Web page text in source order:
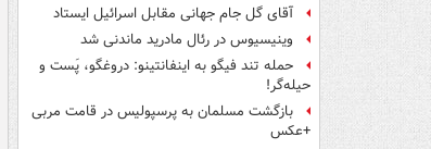
آقای گل جام جهانی مقابل اسرائیل ایستاد
وینیسیوس در رئال مادرید ماندنی شد
حمله تند فیگو به اینفانتینو: دروغگو، پَست‌ و
حیله‌گر!
بازگشت مسلمان به پرسپولیس در قامت مربی
+عکس